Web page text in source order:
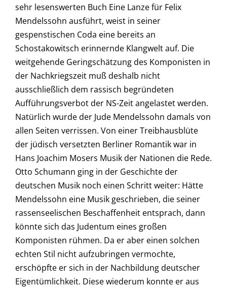
sehr lesenswerten Buch Eine Lanze für Felix
Mendelssohn ausführt, weist in seiner
gespenstischen Coda eine bereits an
Schostakowitsch erinnernde Klangwelt auf. Die
weitgehende Geringschätzung des Komponisten in
der Nachkriegszeit muß deshalb nicht
ausschließlich dem rassisch begründeten
Aufführungsverbot der NS-Zeit angelastet werden.
Natürlich wurde der Jude Mendelssohn damals von
allen Seiten verrissen. Von einer Treibhausblüte
der jüdisch versetzten Berliner Romantik war in
Hans Joachim Mosers Musik der Nationen die Rede.
Otto Schumann ging in der Geschichte der
deutschen Musik noch einen Schritt weiter: Hätte
Mendelssohn eine Musik geschrieben, die seiner
rassenseelischen Beschaffenheit entsprach, dann
könnte sich das Judentum eines großen
Komponisten rühmen. Da er aber einen solchen
echten Stil nicht aufzubringen vermochte,
erschöpfte er sich in der Nachbildung deutscher
Eigentümlichkeit. Diese wiederum konnte er aus